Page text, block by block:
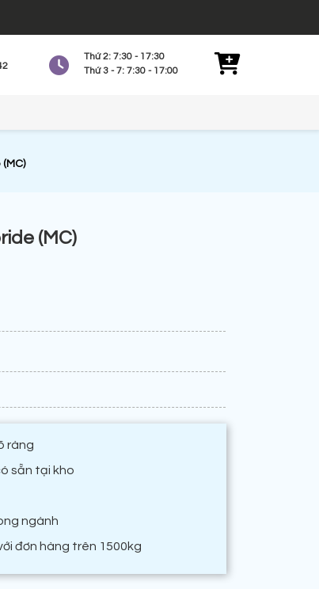
Thứ 2: 7:30 - 17:30
Thứ 3 - 7: 7:30 - 17:00
(MC)
ràng
sẵn tại kho
ngành
đơn hàng trên 1500kg